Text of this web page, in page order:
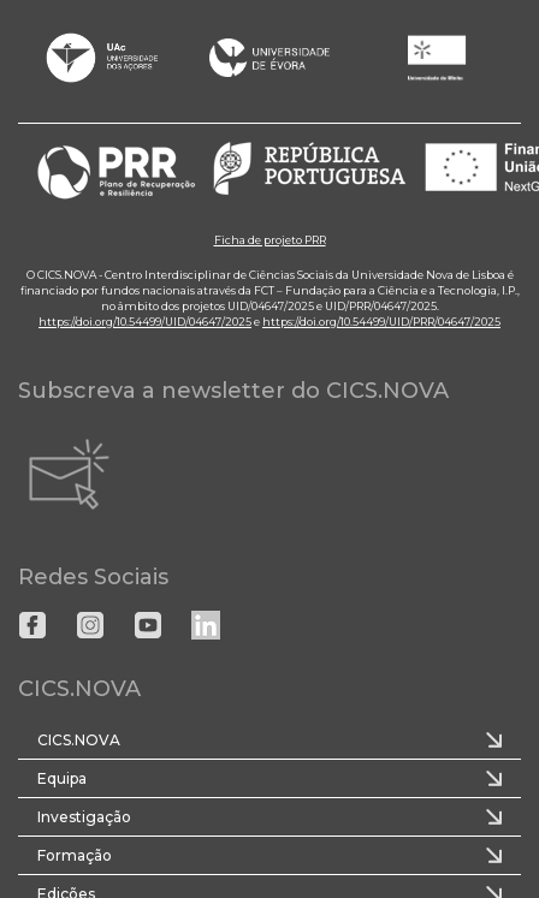
Ficha de projeto PRR
O CICS.NOVA - Centro Interdisciplinar de Ciências Sociais da Universidade Nova de Lisboa é
financiado por fundos nacionais através da FCT – Fundação para a Ciência e a Tecnologia, I.P.,
no âmbito dos projetos UID/04647/2025 e UID/PRR/04647/2025.
https://doi.org/10.54499/UID/04647/2025e https://doi.org/10.54499/UID/PRR/04647/2025
Subscreva a newsletter do CICS.NOVA
Redes Sociais
CICS.NOVA
CICS.NOVA
Equipa
Investigação
Formação
Edições